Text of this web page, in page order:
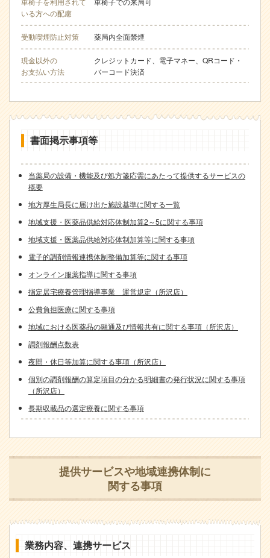
いる方への配慮
受動喫煙防止対策 薬局内全面禁煙
現金以外の
お支払い方法
クレジットカード、電子マネー、QRコード・
バーコード決済
書面掲示事項等
当薬局の設備・機能及び処方箋応需にあたって提供するサービスの
概要
地方厚生局長に届け出た施設基準に関する一覧
地域支援・医薬品供給対応体制加算2～5に関する事項
地域支援・医薬品供給対応体制加算等に関する事項
電子的調剤情報連携体制整備加算等に関する事項
オンライン服薬指導に関する事項
指定居宅療養管理指導事業 運営規定（所沢店）
公費負担医療に関する事項
地域における医薬品の融通及び情報共有に関する事項（所沢店）
調剤報酬点数表
夜間・休日等加算に関する事項（所沢店）
個別の調剤報酬の算定項目の分かる明細書の発行状況に関する事項
（所沢店）
長期収載品の選定療養に関する事項
提供サービスや地域連携体制に
関する事項
業務内容、連携サービス